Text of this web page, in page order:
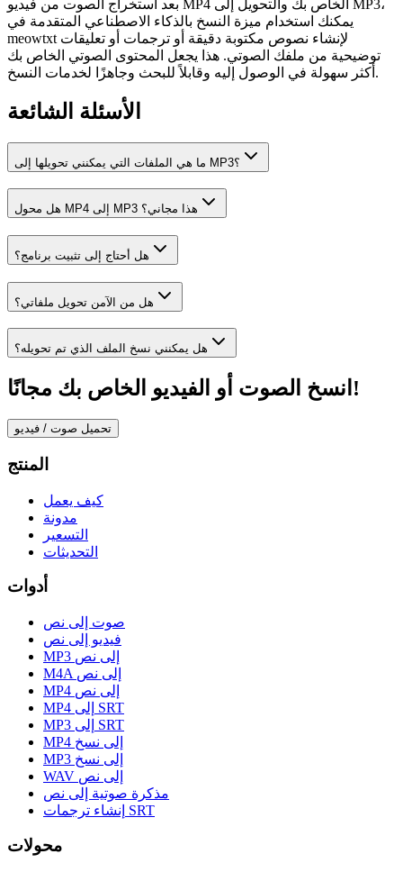
بعد استخراج الصوت من فيديو MP4 الخاص بك والتحويل إلى MP3،
يمكنك استخدام ميزة النسخ بالذكاء الاصطناعي المتقدمة في
meowtxt لإنشاء نصوص مكتوبة دقيقة أو ترجمات أو تعليقات
توضيحية من ملفك الصوتي. هذا يجعل المحتوى الصوتي الخاص بك
أكثر سهولة في الوصول إليه وقابلاً للبحث وجاهزًا لخدمات النسخ.
الأسئلة الشائعة
ما هي الملفات التي يمكنني تحويلها إلى MP3؟
هل محول MP4 إلى MP3 هذا مجاني؟
هل أحتاج إلى تثبيت برنامج؟
هل من الآمن تحويل ملفاتي؟
هل يمكنني نسخ الملف الذي تم تحويله؟
انسخ الصوت أو الفيديو الخاص بك مجانًا!
تحميل صوت / فيديو
المنتج
كيف يعمل
مدونة
التسعير
التحديثات
أدوات
صوت إلى نص
فيديو إلى نص
MP3 إلى نص
M4A إلى نص
MP4 إلى نص
MP4 إلى SRT
MP3 إلى SRT
MP4 إلى نسخ
MP3 إلى نسخ
WAV إلى نص
مذكرة صوتية إلى نص
إنشاء ترجمات SRT
محولات